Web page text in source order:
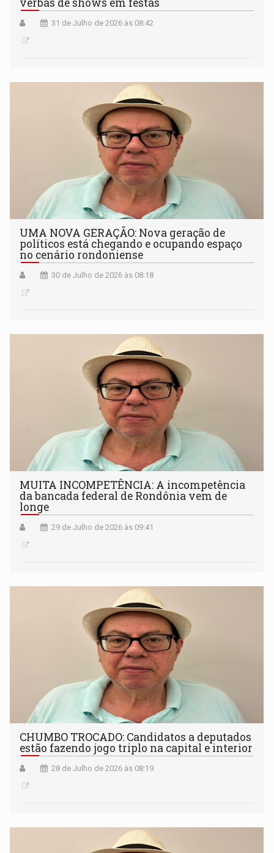
verbas de shows em festas
31 de Julho de 2026 às 08:42
UMA NOVA GERAÇÃO: Nova geração de
políticos está chegando e ocupando espaço
no cenário rondoniense
30 de Julho de 2026 às 08:18
MUITA INCOMPETÊNCIA: A incompetência
da bancada federal de Rondônia vem de
longe
29 de Julho de 2026 às 09:41
CHUMBO TROCADO: Candidatos a deputados
estão fazendo jogo triplo na capital e interior
28 de Julho de 2026 às 08:19